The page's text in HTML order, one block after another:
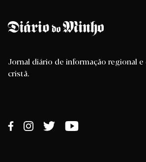
Jornal diário de informação regional e
cristã.